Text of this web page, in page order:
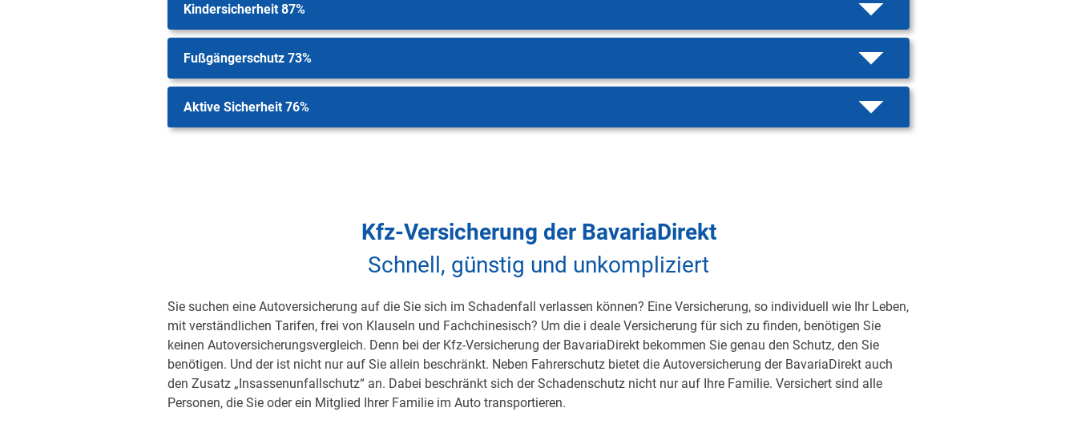
Kindersicherheit 87%
Fußgängerschutz 73%
Aktive Sicherheit 76%
Kfz-Versicherung der BavariaDirekt
Schnell, günstig und unkompliziert
Sie suchen eine Autoversicherung auf die Sie sich im Schadenfall verlassen können? Eine Versicherung, so individuell wie Ihr Leben,
mit verständlichen Tarifen, frei von Klauseln und Fachchinesisch? Um die i deale Versicherung für sich zu finden, benötigen Sie
keinen Autoversicherungsvergleich. Denn bei der Kfz-Versicherung der BavariaDirekt bekommen Sie genau den Schutz, den Sie
benötigen. Und der ist nicht nur auf Sie allein beschränkt. Neben Fahrerschutz bietet die Autoversicherung der BavariaDirekt auch
den Zusatz „Insassenunfallschutz“ an. Dabei beschränkt sich der Schadenschutz nicht nur auf Ihre Familie. Versichert sind alle
Personen, die Sie oder ein Mitglied Ihrer Familie im Auto transportieren.